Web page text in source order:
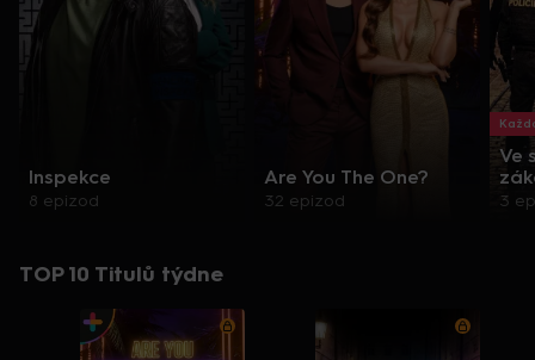
Inspekce
8 epizod
Are You The One?
32 epizod
Ve
3
TOP 10 Titulů týdne